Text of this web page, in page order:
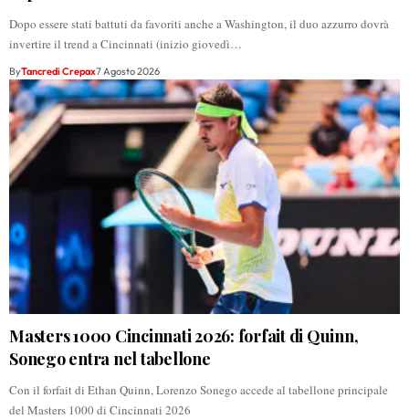
Dopo essere stati battuti da favoriti anche a Washington, il duo azzurro dovrà
invertire il trend a Cincinnati (inizio giovedì…
ByTancredi Crepax7 Agosto 2026
Masters 1000 Cincinnati 2026: forfait di Quinn,
Sonego entra nel tabellone
Con il forfait di Ethan Quinn, Lorenzo Sonego accede al tabellone principale
del Masters 1000 di Cincinnati 2026